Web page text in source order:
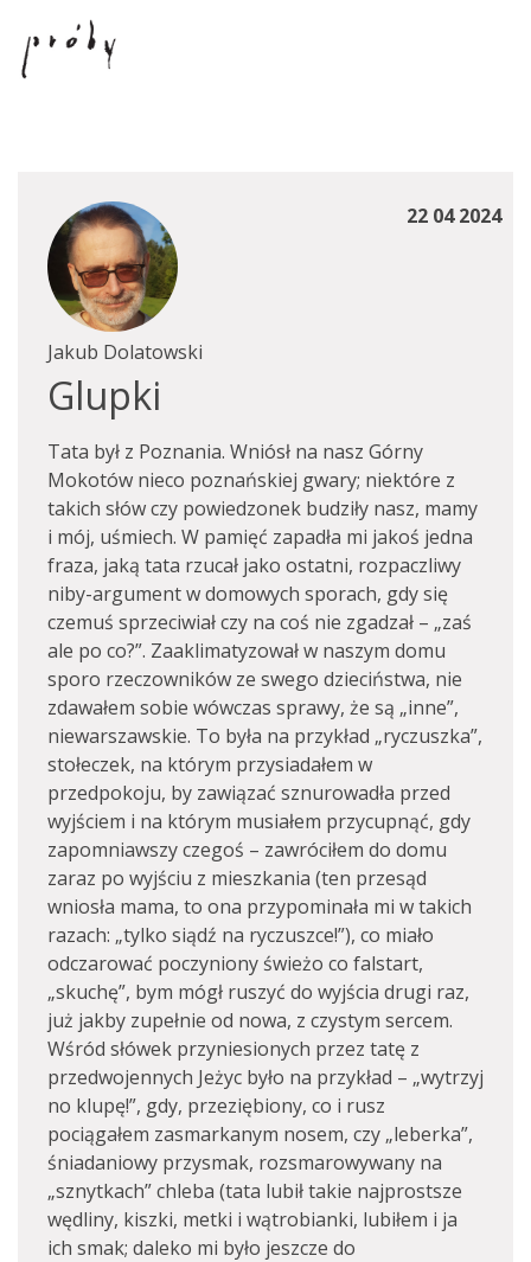
22 04 2024
Jakub Dolatowski
Glupki
Tata był z Poznania. Wniósł na nasz Górny
Mokotów nieco poznańskiej gwary; niektóre z
takich słów czy powiedzonek budziły nasz, mamy
i mój, uśmiech. W pamięć zapadła mi jakoś jedna
fraza, jaką tata rzucał jako ostatni, rozpaczliwy
niby-argument w domowych sporach, gdy się
czemuś sprzeciwiał czy na coś nie zgadzał – „zaś
ale po co?”. Zaaklimatyzował w naszym domu
sporo rzeczowników ze swego dzieciństwa, nie
zdawałem sobie wówczas sprawy, że są „inne”,
niewarszawskie. To była na przykład „ryczuszka”,
stołeczek, na którym przysiadałem w
przedpokoju, by zawiązać sznurowadła przed
wyjściem i na którym musiałem przycupnąć, gdy
zapomniawszy czegoś – zawróciłem do domu
zaraz po wyjściu z mieszkania (ten przesąd
wniosła mama, to ona przypominała mi w takich
razach: „tylko siądź na ryczuszce!”), co miało
odczarować poczyniony świeżo co falstart,
„skuchę”, bym mógł ruszyć do wyjścia drugi raz,
już jakby zupełnie od nowa, z czystym sercem.
Wśród słówek przyniesionych przez tatę z
przedwojennych Jeżyc było na przykład – „wytrzyj
no klupę!”, gdy, przeziębiony, co i rusz
pociągałem zasmarkanym nosem, czy „leberka”,
śniadaniowy przysmak, rozsmarowywany na
„sznytkach” chleba (tata lubił takie najprostsze
wędliny, kiszki, metki i wątrobianki, lubiłem i ja
ich smak; daleko mi było jeszcze do